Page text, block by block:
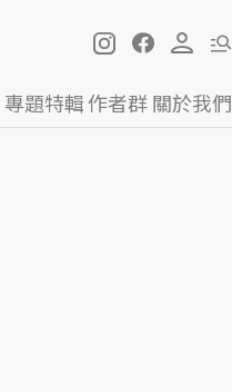
專題特輯作者群關於我們